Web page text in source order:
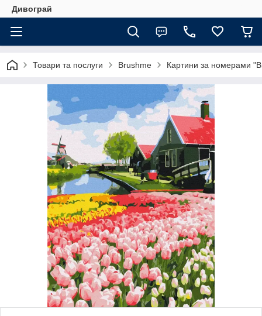
Дивограй
Товари та послуги Brushme Картини за номерами